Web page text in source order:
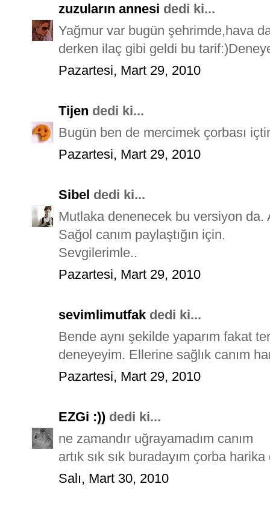
zuzuların annesi dedi ki...
Yağmur var bugün şehrimde,hava
derken ilaç gibi geldi bu
Pazartesi, Mart 29, 2010
Tijen dedi ki...
Bugün ben de mercimek çorbası
Pazartesi, Mart 29, 2010
Sibel dedi ki...
Mutlaka denenecek bu versiyon
Sağol canım paylaştığın için.
Sevgilerimle..
Pazartesi, Mart 29, 2010
sevimlimutfak dedi ki...
Bende aynı şekilde yaparım fakat
deneyeyim. Ellerine sağlık canım
Pazartesi, Mart 29, 2010
EZGi :)) dedi ki...
ne zamandır uğrayamadım canım
artık sık sık buradayım çorba
Salı, Mart 30, 2010